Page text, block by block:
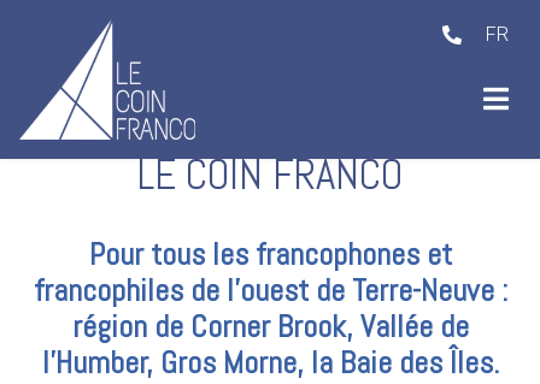
(Activities )
FR
LE COIN FRANCO
Pour tous les francophones et
francophiles de l'ouest de Terre-Neuve :
région de Corner Brook, Vallée de
l'Humber, Gros Morne, la Baie des Îles.